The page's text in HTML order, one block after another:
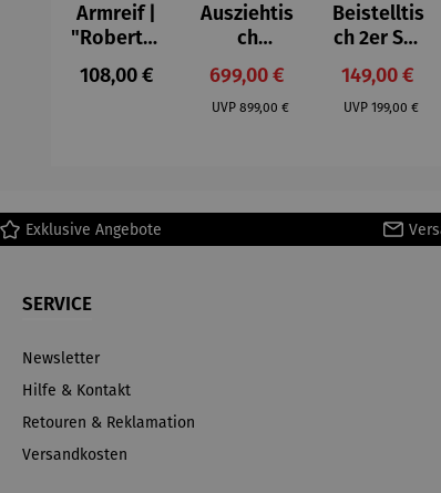
Armreif |
"Roberta"
– Anna
Mütz
Regulärer Preis:
108,00 €
Ausziehtis
ch
Aluminium
– Valor
Verkaufspreis:
699,00 €
UVP Regulärer Preis:
899,00 €
Beistelltis
ch 2er Set
– Dalias
149,00 €
UVP Regulärer
199,00 €
Exklusive Angebote
SERVICE
Newsletter
Hilfe & Kontakt
Retouren & Reklamation
Versandkosten